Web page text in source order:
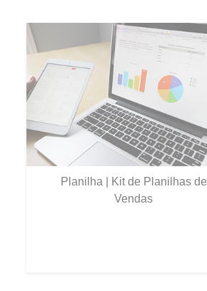
Planilha | Kit de Planilhas de
Vendas